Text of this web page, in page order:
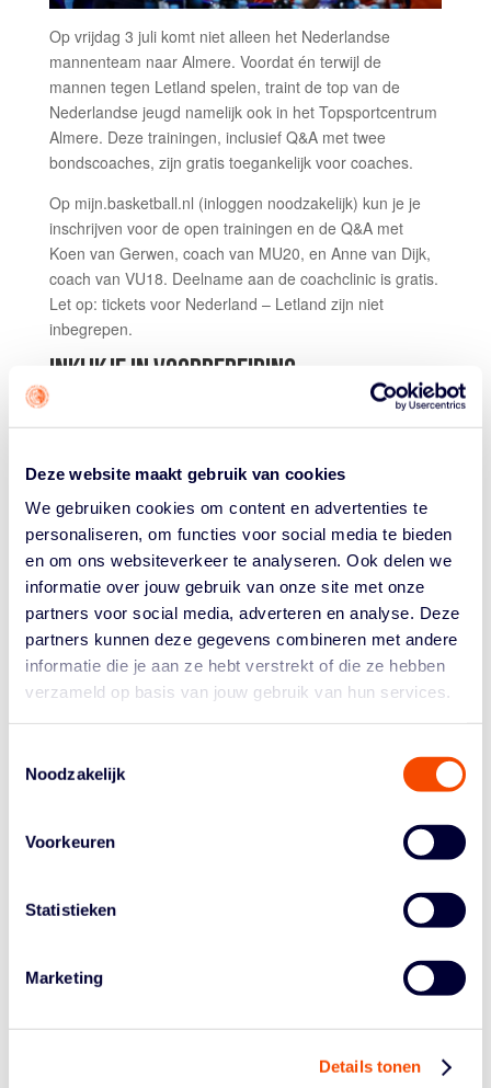
Deze website maakt gebruik van cookies
We gebruiken cookies om content en advertenties te
personaliseren, om functies voor social media te bieden
en om ons websiteverkeer te analyseren. Ook delen we
informatie over jouw gebruik van onze site met onze
partners voor social media, adverteren en analyse. Deze
partners kunnen deze gegevens combineren met andere
informatie die je aan ze hebt verstrekt of die ze hebben
verzameld op basis van jouw gebruik van hun services.
Noodzakelijk
Voorkeuren
Statistieken
Marketing
Details tonen
Op vrijdag 3 juli komt niet alleen het Nederlandse
mannenteam naar Almere. Voordat én terwijl de
mannen tegen Letland spelen, traint de top van de
Nederlandse jeugd namelijk ook in het Topsportcentrum
Almere. Deze trainingen, inclusief Q&A met twee
bondscoaches, zijn gratis toegankelijk voor coaches.
Op mijn.basketball.nl (inloggen noodzakelijk) kun je je
inschrijven voor de open trainingen en de Q&A met
Koen van Gerwen, coach van MU20, en Anne van Dijk,
coach van VU18. Deelname aan de coachclinic is gratis.
Let op: tickets voor Nederland – Letland zijn niet
inbegrepen.
INKIJKJE IN VOORBEREIDING
Tijdens de open trainingen krijgen coaches een inkijkje
in de voorbereiding van de nationale jeugdteams
en VU18 werken in Almere aan hun speelstijl,
teamafspraken en de laatste stappen richting het
internationale podium.
Ook is er aandacht voor de keuzes die coaches maken
in de opbouw naar een Europees Kampioenschap. In de
Q&A vertellen Koen van Gerwen en Anne van Dijk onder
meer over hun voorbereiding, selectieproces, speelstijl
en verwachtingen voor het komende EK. Uiteraard is er
ook ruimte voor vragen van aanwezige coaches.
MU20: 14:00 – 17:00
Q&A met Koen van Gerwen en Anne van Dijk: 17:15 –
VU18: 18:00 – 20:00
Datum: vrijdag 3 juli